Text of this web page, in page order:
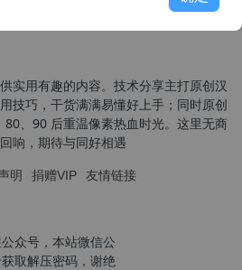
实用有趣的内容。技术分享主打原创汉
技巧，干货满满易懂好上手；同时原创
、90 后重温像素热血时光。这里无商
响，期待与同好相遇
明 捐赠VIP 友情链接
众号，本站微信公
取解压密码，谢绝